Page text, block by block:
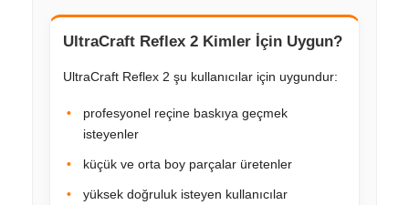
UltraCraft Reflex 2 Kimler İçin Uygun?
UltraCraft Reflex 2 şu kullanıcılar için uygundur:
profesyonel reçine baskıya geçmek
isteyenler
küçük ve orta boy parçalar üretenler
yüksek doğruluk isteyen kullanıcılar